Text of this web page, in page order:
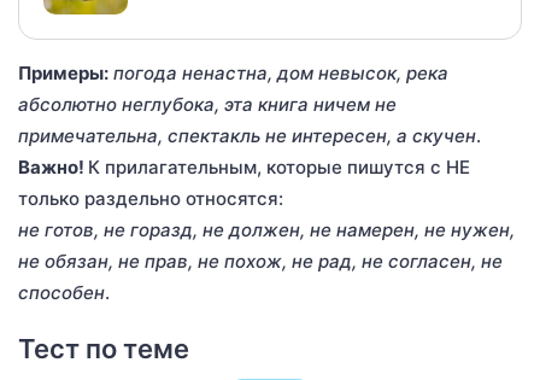
Примеры: погода ненастна, дом невысок, река
абсолютно неглубока, эта книга ничем не
примечательна, спектакль не интересен, а скучен.
Важно! К прилагательным, которые пишутся с НЕ
только раздельно относятся:
не готов, не горазд, не должен, не намерен, не нужен,
не обязан, не прав, не похож, не рад, не согласен, не
способен.
Тест по теме